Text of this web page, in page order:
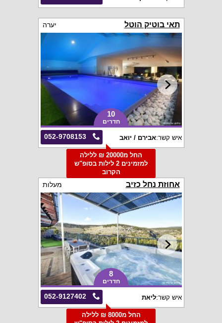
תאי בוטיק הוטל יערה
10
חדרים
052-9708153 איש קשר:אבירם / יואב
החל מ20000 ₪ ללילה
למזמינים 2 לילות בסופ"ש
הקרוב
אחוזת נחל כזיב מעלות
8
חדרים
052-9127402 איש קשר:ליאת
החל מ8000 ₪ ללילה